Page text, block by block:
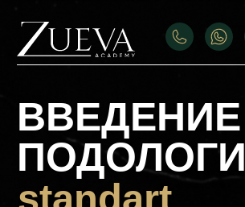
ПОДОЛОГИЮ
standart
Углублённый курс “Введение в подологию Standard”
включает анатомию, диагностику, лечение
патологий стоп и профессиональные протоколы